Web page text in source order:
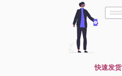
快速发货